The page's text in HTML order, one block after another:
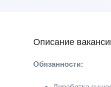
Описание
Обязанности: